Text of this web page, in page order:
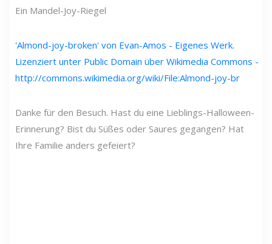
Ein Mandel-Joy-Riegel
'Almond-joy-broken' von Evan-Amos - Eigenes Werk.
Lizenziert unter Public Domain über Wikimedia Commons -
http://commons.wikimedia.org/wiki/File:Almond-joy-br
Danke für den Besuch. Hast du eine Lieblings-Halloween-
Erinnerung? Bist du Süßes oder Saures gegangen? Hat
Ihre Familie anders gefeiert?